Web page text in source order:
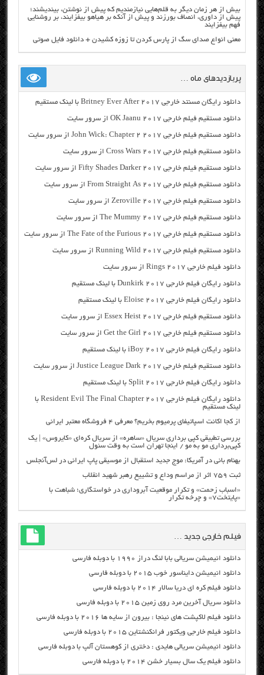
بیش از هر زمان دیگر به قلم‌هایی نیازمندیم که پیش از نوشتن، بیندیشند؛
پیش از داوری، انصاف بورزند و پیش از آنکه بر هیاهو بیفزایند، بر روشنایی
فهم بیفزایند
معنی انواع صدای سگ از پارس کردن تا زوزه کشیدن + دانلود فایل صوتی
پربازدیدهای ماه …
دانلود رایگان مسنتد خارجی Britney Ever After 2017 با لینک مستقیم
دانلود مستقیم فیلم خارجی OK Jaanu 2017 از سرور سایت
دانلود مستقیم فیلم خارجی John Wick: Chapter 2 2017 از سرور سایت
دانلود مستقیم فیلم خارجی Cross Wars 2017 از سرور سایت
دانلود مستقیم فیلم خارجی Fifty Shades Darker 2017 از سرور سایت
دانلود مستقیم فیلم خارجی From Straight As 2017 از سرور سایت
دانلود مستقیم فیلم خارجی Zeroville 2017 از سرور سایت
دانلود مستقیم فیلم خارجی The Mummy 2017 از سرور سایت
دانلود مستقیم فیلم خارجی The Fate of the Furious 2017 از سرور سایت
دانلود مستقیم فیلم خارجی Running Wild 2017 از سرور سایت
دانلود فیلم خارجی Rings 2017 از سرور سایت
دانلود رایگان فیلم خارجی Dunkirk 2017 با لینک مستقیم
دانلود رایگان فیلم خارجی Eloise 2017 با لینک مستقیم
دانلود مستقیم فیلم خارجی Essex Heist 2017 از سرور سایت
دانلود مستقیم فیلم خارجی Get the Girl 2017 از سرور سایت
دانلود رایگان فیلم خارجی iBoy 2017 با لینک مستقیم
دانلود مستقیم فیلم خارجی Justice League Dark 2017 از سرور سایت
دانلود رایگان فیلم خارجی Split 2017 با لینک مستقیم
دانلود رایگان فیلم خارجی Resident Evil The Final Chapter 2017 با
لینک مستقیم
از کجا اکانت اسپاتیفای پرمیوم بخریم؟ معرفی ۴ فروشگاه معتبر ایرانی
بررسی تطبیقی کپی برداری سریال «ساهره» از سریال کره‌ای «کایروس» | یک
کپی‌برداری مو به مو / اینجا تهران است به وقت سئول
بهنام بانی در آمریکا: موج جدید استقبال از موسیقی پاپ ایرانی در لس‌آنجلس
ثبت ۷۵۹ اثر از مراسم وداع و تشییع رهبر شهید انقلاب
«اسباب زحمت» و تکرار موقعیت آبروداری در خواستگاری؛ شباهت با
«پایتخت۷» و چرخه تکرار
فیلم خارجی جدید …
دانلود انیمیشن سریالی بابا لنگ دراز ۱۹۹۰ با دوبله فارسی
دانلود انیمیشن دایناسور خوب ۲۰۱۵ با دوبله فارسی
دانلود فیلم کره ای دریا سالار ۲۰۱۴ با دوبله فارسی
دانلود سریال آخرین مرد روی زمین ۲۰۱۵ با دوبله فارسی
دانلود فیلم لاکپشت های نینجا : بیرون از سایه ها ۲۰۱۶ با دوبله فارسی
دانلود فیلم خارجی ویکتور فرانکنشتاین ۲۰۱۵ با دوبله فارسی
دانلود انیمیشن سریالی هایدی : دختری از کوهستان آلپ با دوبله فارسی
دانلود فیلم یک سال بسیار خشن ۲۰۱۴ با دوبله فارسی